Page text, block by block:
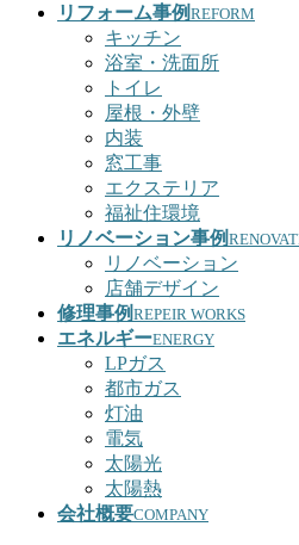
リフォーム事例 REFORM
キッチン
浴室・洗面所
トイレ
屋根・外壁
内装
窓工事
エクステリア
福祉住環境
リノベーション事例
リノベーション
店舗デザイン
修理事例 REPEIR WORKS
エネルギーENERGY
LPガス
都市ガス
灯油
電気
太陽光
太陽熱
会社概要COMPANY